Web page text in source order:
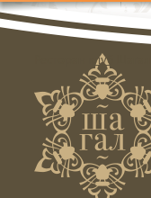
Ресторан клуб Шагал